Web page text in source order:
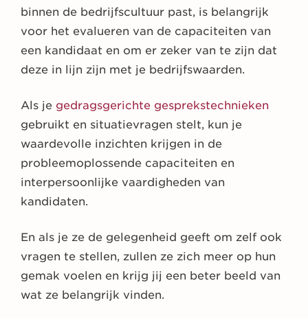
binnen de bedrijfscultuur past, is belangrijk
voor het evalueren van de capaciteiten van
een kandidaat en om er zeker van te zijn dat
deze in lijn zijn met je bedrijfswaarden.
Als je gedragsgerichte gesprekstechnieken
gebruikt en situatievragen stelt, kun je
waardevolle inzichten krijgen in de
probleemoplossende capaciteiten en
interpersoonlijke vaardigheden van
kandidaten.
En als je ze de gelegenheid geeft om zelf ook
vragen te stellen, zullen ze zich meer op hun
gemak voelen en krijg jij een beter beeld van
wat ze belangrijk vinden.